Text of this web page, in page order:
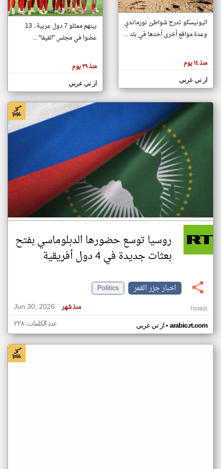
تغيير الدولة
اخبار جزر القمر على مدار الساعة
أهم اخبار جزر القمر العاجلة والمباشرة
هنا عن
وجهة
كاتبيها.
اليونيسكو تدرج شواطئ نورماندي
وعدة مواقع أخرى أحدها في بلد ...
منذ ١٤ يوم
ار تي عربي
بينهم ممثلو 7 دول عربية.. 13
عضوا في مجلس "الفيفا" ...
منذ ٢٩ يوم
ار تي عربي
روسيا توسع حضورها الدبلوماسي بفتح
بعثات جديدة في 4 دول أفريقية
اخبار جزر القمر
Politics
Jun 30, 2026
منذ شهر TG39ZI
ار تي عربي• arabic.rt.com عدد الكلمات: ٢٢٨
klyoum.com